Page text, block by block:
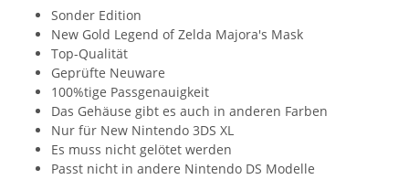
Sonder Edition
New Gold Legend of Zelda Majora's Mask
Top-Qualität
Geprüfte Neuware
100%tige Passgenauigkeit
Das Gehäuse gibt es auch in anderen Farben
Nur für New Nintendo 3DS XL
Es muss nicht gelötet werden
Passt nicht in andere Nintendo DS Modelle